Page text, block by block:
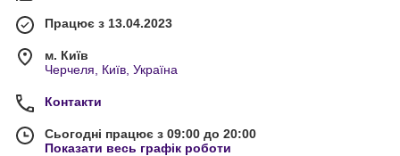
Працює з 13.04.2023
м. Київ
Черчеля, Київ, Україна
Контакти
Сьогодні працює з 09:00 до 20:00
Показати весь графік роботи